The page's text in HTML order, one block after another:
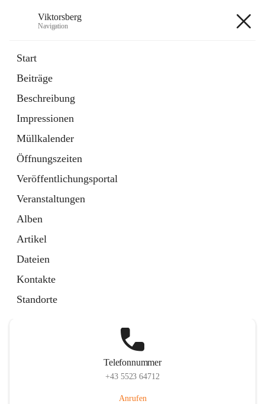
Viktorsberg
Navigation
Start
Beiträge
Beschreibung
Impressionen
Müllkalender
Öffnungszeiten
Veröffentlichungsportal
Veranstaltungen
Alben
Artikel
Dateien
Kontakte
Standorte
1 Schnellzugriff
Bürgerservice
10 Schnellzugriffe
Telefonnummer
+43 5523 64712
Anrufen